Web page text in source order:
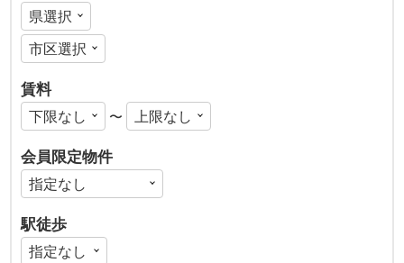
賃料
〜
会員限定物件
駅徒歩